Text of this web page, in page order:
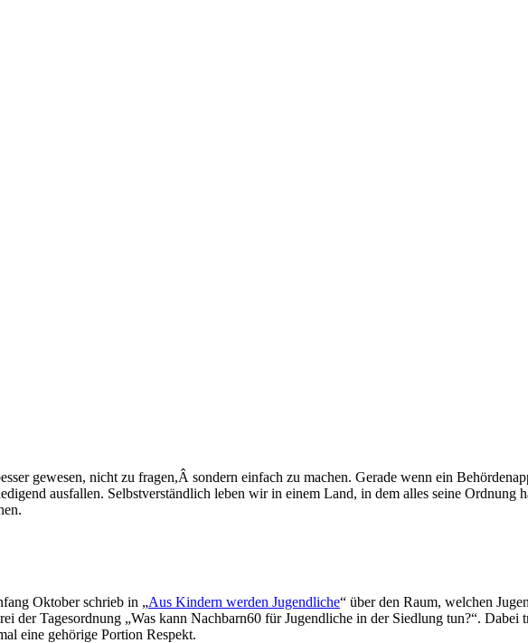
gewesen, nicht zu fragen,Â sondern einfach zu machen. Gerade wenn ein
ausfallen. Selbstverständlich leben wir in einem Land, in dem alles seine Ordnung
Oktober schrieb in „Aus Kindern werden Jugendliche“ über den Raum, welchen
der Tagesordnung „Was kann Nachbarn60 für Jugendliche in der Siedlung tun?“.
eine gehörige Portion Respekt.